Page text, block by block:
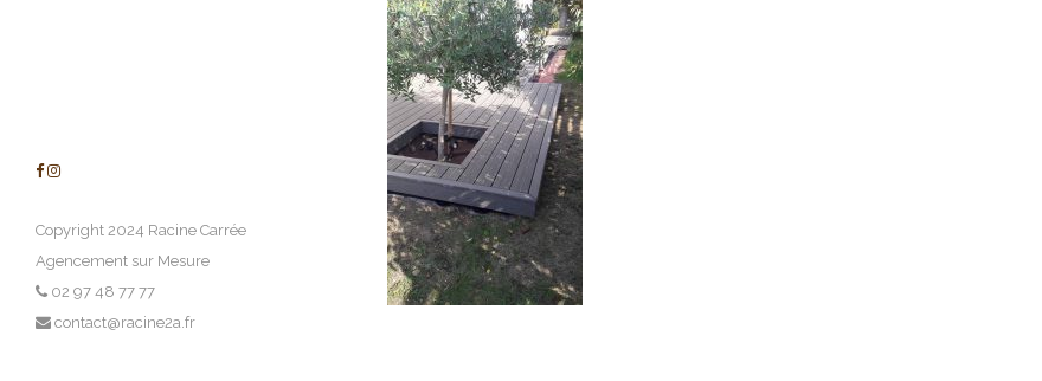
Copyright 2024 Racine Carrée
Agencement sur Mesure
02 97 48 77 77
contact@racine2a.fr